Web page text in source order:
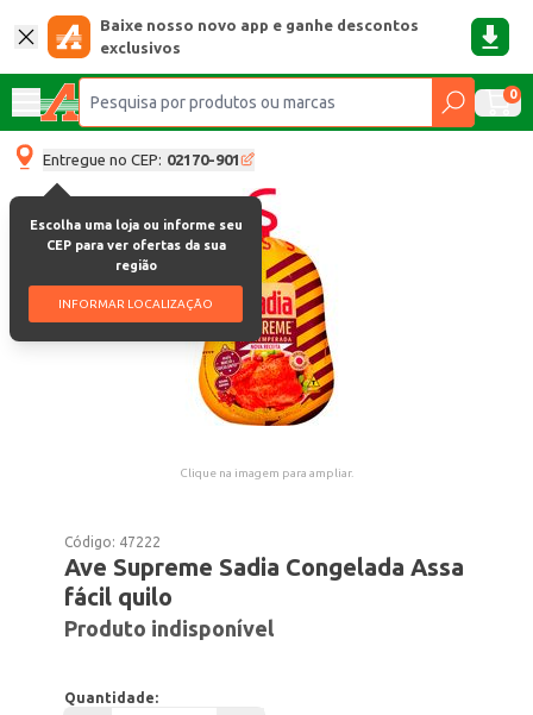
Baixe nosso novo app e ganhe descontos
exclusivos
0
Entregue no CEP: 02170-901
Escolha uma loja ou informe seu
CEP para ver ofertas da sua
região
INFORMAR LOCALIZAÇÃO
Clique na imagem para ampliar.
Código: 47222
Ave Supreme Sadia Congelada Assa
fácil quilo
Produto indisponível
Quantidade: